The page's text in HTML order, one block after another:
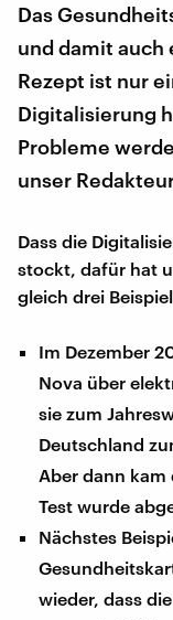
Das
und damit auch
Rezept ist nur
Digitalisierung
Probleme
unser
Dass die
stockt, dafür hat
gleich drei
Im Dezember
Nova über
sie zum
Deutschland
Aber dann
Test wurde
Nächstes
wieder, dass